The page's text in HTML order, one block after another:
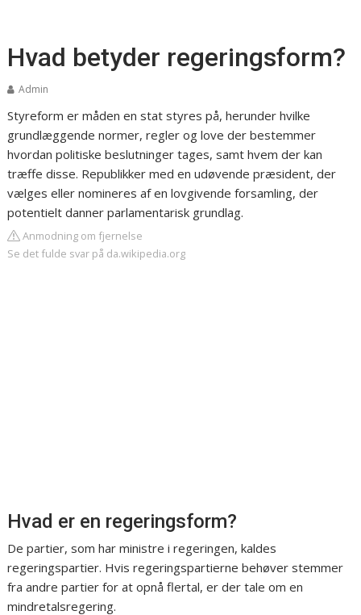
Hvad betyder regeringsform?
Admin
Styreform er måden en stat styres på, herunder hvilke
grundlæggende normer, regler og love der bestemmer
hvordan politiske beslutninger tages, samt hvem der kan
træffe disse. Republikker med en udøvende præsident, der
vælges eller nomineres af en lovgivende forsamling, der
potentielt danner parlamentarisk grundlag.
Anmodning om fjernelse
Se det fulde svar på da.wikipedia.org
Hvad er en regeringsform?
De partier, som har ministre i regeringen, kaldes
regeringspartier. Hvis regeringspartierne behøver stemmer
fra andre partier for at opnå flertal, er der tale om en
mindretalsregering.